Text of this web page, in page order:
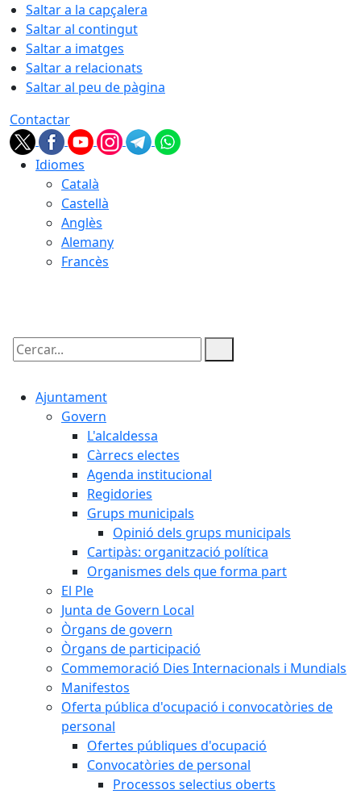
Saltar a la capçalera
Saltar al contingut
Saltar a imatges
Saltar a relacionats
Saltar al peu de pàgina
Contactar
Idiomes
Català
Castellà
Anglès
Alemany
Francès
Cercar:
Ajuntament
Govern
L'alcaldessa
Càrrecs electes
Agenda institucional
Regidories
Grups municipals
Opinió dels grups municipals
Cartipàs: organització política
Organismes dels que forma part
El Ple
Junta de Govern Local
Òrgans de govern
Òrgans de participació
Commemoració Dies Internacionals i Mundials
Manifestos
Oferta pública d'ocupació i convocatòries de
personal
Ofertes públiques d'ocupació
Convocatòries de personal
Processos selectius oberts